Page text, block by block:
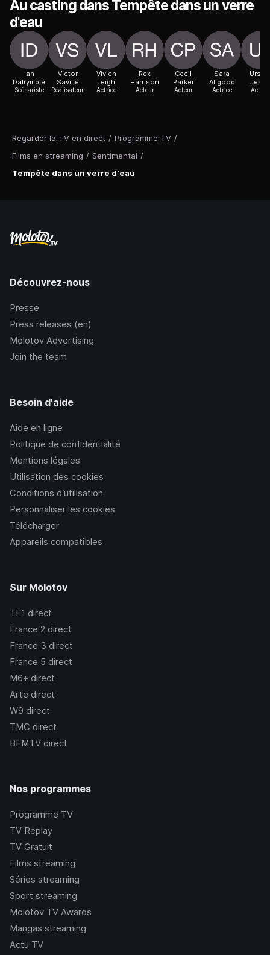
Regarder la TV en direct / Programme TV /
Films en streaming / Sentimental /
Tempête dans un verre d'eau
Au casting dans Tempête dans un verre
d'eau
Ian
Dalrymple
Scénariste
Victor
Saville
Réalisateur
Vivien
Leigh
Actrice
Rex
Harrison
Acteur
Cecil
Parker
Acteur
Sara
Allgood
Actrice
Jeans
Actrice
Découvrez-nous
Presse
Press releases (en)
Molotov Advertising
Join the team
Besoin d'aide
Aide en ligne
Politique de confidentialité
Mentions légales
Utilisation des cookies
Conditions d’utilisation
Personnaliser les cookies
Télécharger
Appareils compatibles
Sur Molotov
TF1 direct
France 2 direct
France 3 direct
France 5 direct
M6+ direct
Arte direct
W9 direct
TMC direct
BFMTV direct
Nos programmes
Programme TV
TV Replay
TV Gratuit
Films streaming
Séries streaming
Sport streaming
Molotov TV Awards
Mangas streaming
Actu TV